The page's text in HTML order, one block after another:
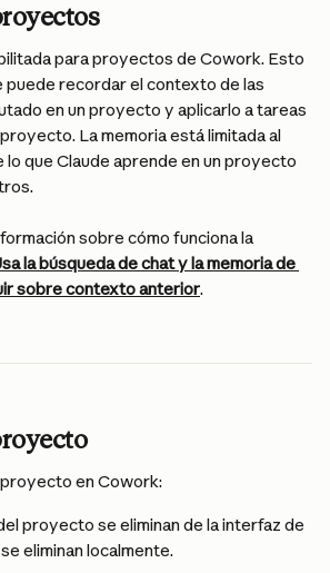
para proyectos de Cowork. Esto
puede recordar el contexto de las
en un proyecto y aplicarlo a tareas
La memoria está limitada al
que Claude aprende en un proyecto
sobre cómo funciona la
la búsqueda de chat y la memoria de
sobre contexto anterior.
en Cowork:
proyecto se eliminan de la interfaz de
eliminan localmente.